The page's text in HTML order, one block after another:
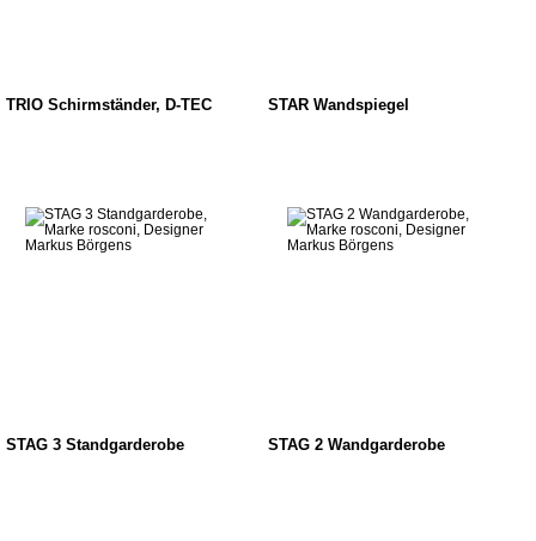
TRIO Schirmständer, D-TEC STAR Wandspiegel
STAG 3 Standgarderobe STAG 2 Wandgarderobe